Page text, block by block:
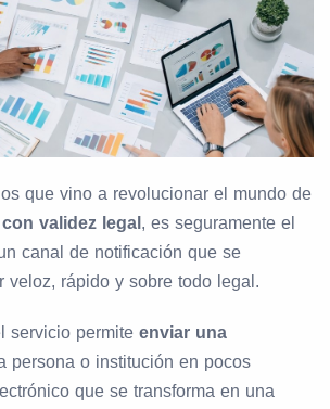
que vino a revolucionar el mundo de
validez legal , es seguramente el
canal de notificación que se
veloz, rápido y sobre todo legal.
servicio permite enviar una
persona o institución en pocos
que se transforma en una